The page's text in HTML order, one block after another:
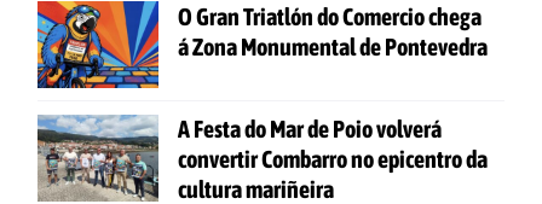
O Gran Triatlón do Comercio chega
á Zona Monumental de Pontevedra
A Festa do Mar de Poio volverá
convertir Combarro no epicentro da
cultura mariñeira